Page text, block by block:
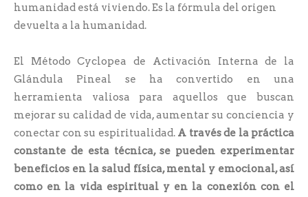
humanidad está viviendo. Es la fórmula del origen
devuelta a la humanidad.
El Método Cyclopea de Activación Interna de la
Glándula Pineal se ha convertido en una
herramienta valiosa para aquellos que buscan
mejorar su calidad de vida, aumentar su conciencia y
conectar con su espiritualidad. A través de la práctica
constante de esta técnica, se pueden experimentar
beneficios en la salud física, mental y emocional, así
como en la vida espiritual y en la conexión con el